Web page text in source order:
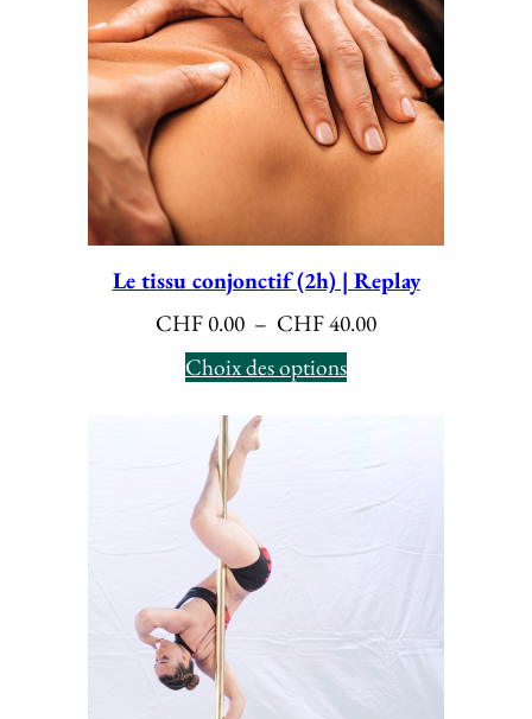
Le tissu conjonctif (2h) | Replay
CHF0.00 – CHF40.00Plage
CHF 40.00
Choix des options